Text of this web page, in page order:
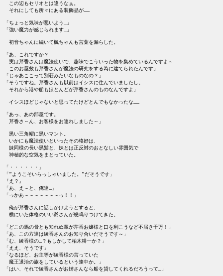
この辺もセリオとは違うなぁ。
それにしても所々にある装飾品が……
「ちょっと気味が悪いよう…」
「強い魔力が感じられます…」
初音ちゃんに続いて楓ちゃんも言葉を漏らした。
「あ、これですか？
実は芹香さんは魔法使いで、趣味でこういった物を集めているんですよ～
このお屋敷も芹香さんが魔法の研究をする為に建てられたんです」
「じゃあここって別荘みたいなものなの？」
「そうですね。芹香さんも以前はイシスに住んでいましたし。
それから港や船もほとんどが芹香さんのものなんですよ」
イシスほどじゃないと思ってたけどとんでもなかったな……
「あっ、あの部屋です。
芹香さ～ん、お客様をお連れしました～」
黒い三角帽に黒いマント。
いかにも魔法使いといったその格好は、
妹同様の長い黒髪と、妹とは正反対のおとなしい雰囲気で
神秘的な空気をまとっていた。
「・・・・・・」
「“ようこそいらっしゃいました。”だそうです」
『え？』
「あ、え～と、俺達…」
「っかあ～～～～～～～っ！！」
俺が芹香さんに話しかけようとすると、
横にいた体格のいい爺さんが怒鳴りつけてきた。
「どこの馬の骨とも知れぬ輩が芹香お嬢様と口を利こうなど不届き千万！」
「あ、この方達は綾香さんのお知り合いだそうです～」
「む、綾香様の…？もしかして柏木耕一か？」
「ええ、そうです」
「なるほど、お主等が綾香様の言っていた
魔王退治の旅をしているという連中か。」
「はい、それで綾香さんがお姉さんなら船を貸してくれるだろうって…」